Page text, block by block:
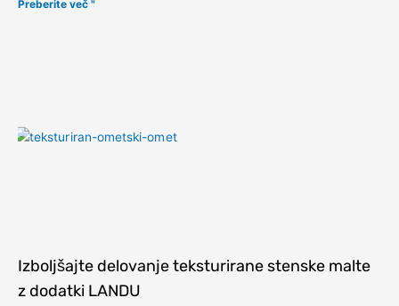
Preberite več "
Izboljšajte delovanje teksturirane stenske malte
z dodatki LANDU